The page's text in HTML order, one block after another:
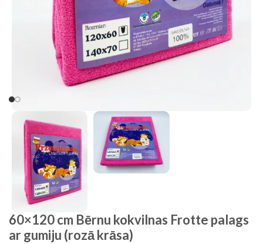
60×120 cm Bērnu kokvilnas Frotte palags
ar gumiju (rozā krāsa)